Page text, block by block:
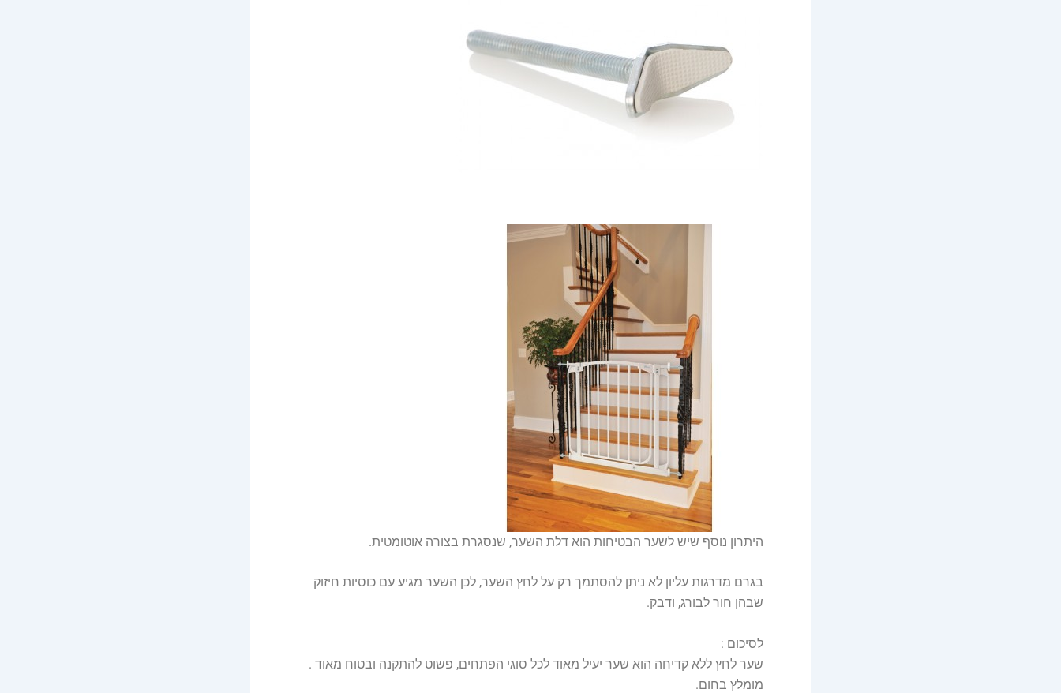
היתרון נוסף שיש לשער הבטיחות הוא דלת השער, שנסגרת בצורה אוטומטית.
בגרם מדרגות עליון לא ניתן להסתמך רק על לחץ השער, לכן השער מגיע עם כוסיות חיזוק
שבהן חור לבורג, ודבק.
לסיכום :
שער לחץ ללא קדיחה הוא שער יעיל מאוד לכל סוגי הפתחים, פשוט להתקנה ובטוח מאוד .
מומלץ בחום.